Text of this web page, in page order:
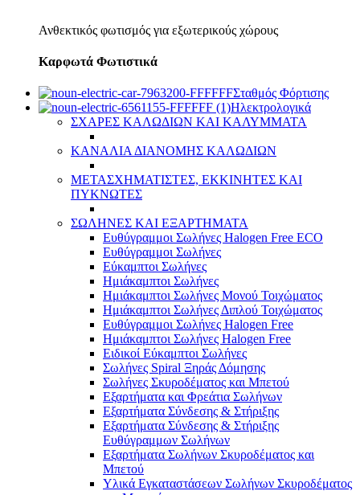
Ανθεκτικός φωτισμός για εξωτερικούς χώρους
Καρφωτά Φωτιστικά
Σταθμός Φόρτισης
Ηλεκτρολογικά
ΣΧΑΡΕΣ ΚΑΛΩΔΙΩΝ ΚΑΙ ΚΑΛΥΜΜΑΤΑ
ΚΑΝΑΛΙΑ ΔΙΑΝΟΜΗΣ ΚΑΛΩΔΙΩΝ
ΜΕΤΑΣΧΗΜΑΤΙΣΤΕΣ, ΕΚΚΙΝΗΤΕΣ ΚΑΙ
ΠΥΚΝΩΤΕΣ
ΣΩΛΗΝΕΣ ΚΑΙ ΕΞΑΡΤΗΜΑΤΑ
Ευθύγραμμοι Σωλήνες Halogen Free ECO
Ευθύγραμμοι Σωλήνες
Εύκαμπτοι Σωλήνες
Ημιάκαμπτοι Σωλήνες
Ημιάκαμπτοι Σωλήνες Μονού Τοιχώματος
Ημιάκαμπτοι Σωλήνες Διπλού Τοιχώματος
Ευθύγραμμοι Σωλήνες Halogen Free
Ημιάκαμπτοι Σωλήνες Halogen Free
Ειδικοί Εύκαμπτοι Σωλήνες
Σωλήνες Spiral Ξηράς Δόμησης
Σωλήνες Σκυροδέματος και Μπετού
Εξαρτήματα και Φρεάτια Σωλήνων
Εξαρτήματα Σύνδεσης & Στήριξης
Εξαρτήματα Σύνδεσης & Στήριξης
Ευθύγραμμων Σωλήνων
Εξαρτήματα Σωλήνων Σκυροδέματος και
Μπετού
Υλικά Εγκαταστάσεων Σωλήνων Σκυροδέματος